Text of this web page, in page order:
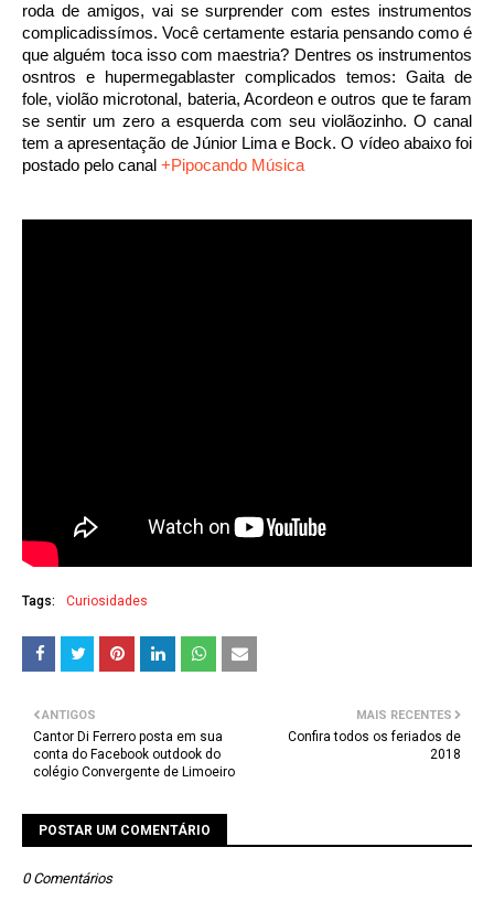
roda de amigos, vai se surprender com estes instrumentos
complicadissímos. Você certamente estaria pensando como é
que alguém toca isso com maestria? Dentres os instrumentos
osntros e hupermegablaster complicados temos: Gaita de
fole, violão microtonal, bateria, Acordeon e outros que te faram
se sentir um zero a esquerda com seu violãozinho. O canal
tem a apresentação de Júnior Lima e Bock. O vídeo abaixo foi
postado pelo canal +Pipocando Música
Tags: Curiosidades
MAIS RECENTES
Confira todos os feriados de
2018
ANTIGOS
Cantor Di Ferrero posta em sua
conta do Facebook outdook do
colégio Convergente de Limoeiro
POSTAR UM COMENTÁRIO
0 Comentários